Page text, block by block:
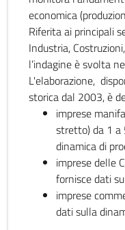
economica
Riferita ai principali
Industria,
l’indagine è svolta
L'elaborazione,
storica dal 2003, è
imprese
stretto) da 1 a
dinamica di
imprese delle
fornisce dati
imprese
dati sulla